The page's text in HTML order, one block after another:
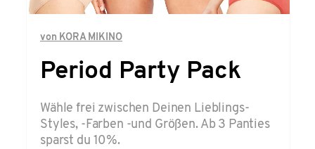
von KORA MIKINO
Period Party Pack
Wähle frei zwischen Deinen Lieblings-
Styles, -Farben -und Größen. Ab 3 Panties
sparst du 10%.